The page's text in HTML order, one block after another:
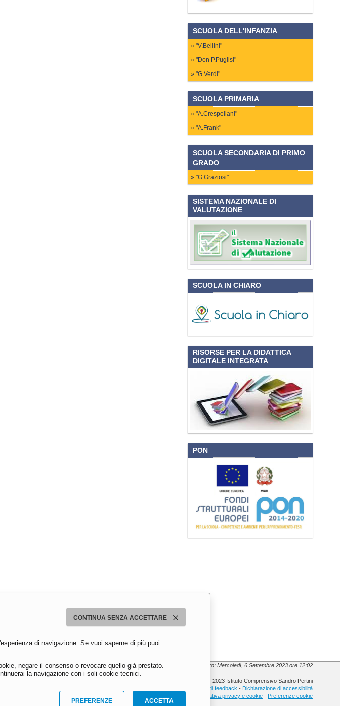
CONTINUA SENZA ACCETTARE
di navigazione. Se vuoi saperne di più puoi
negare il consenso o revocare quello già prestato.
la navigazione con i soli cookie tecnici.
PREFERENZE ACCETTA
SCUOLA DELL'INFANZIA
"V.Bellini"
"Don P.Puglisi"
"G.Verdi"
SCUOLA PRIMARIA
"A.Crespellani"
"A.Frank"
SCUOLA SECONDARIA DI PRIMO
GRADO
"G.Graziosi"
SISTEMA NAZIONALE DI
VALUTAZIONE
SCUOLA IN CHIARO
RISORSE PER LA DIDATTICA
DIGITALE INTEGRATA
PON
Ultimo aggiornamento: Mercoledì, 6 Settembre 2023 ore 12:02
© 2013-2023 Istituto Comprensivo Sandro Pertini
Meccanismo di feedback - Dichiarazione di accessibilità
Informativa privacy e cookie - Preferenze cookie